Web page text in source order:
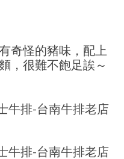
奇怪的豬味，配上
，很難不飽足誒～